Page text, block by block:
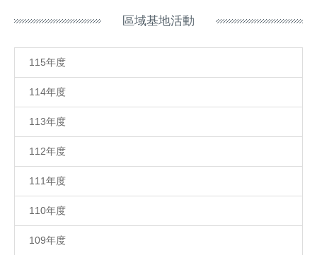
區域基地活動
115年度
114年度
113年度
112年度
111年度
110年度
109年度